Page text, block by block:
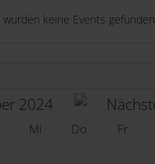
wurden keine Events gefunden
2024
Mi Do Fr